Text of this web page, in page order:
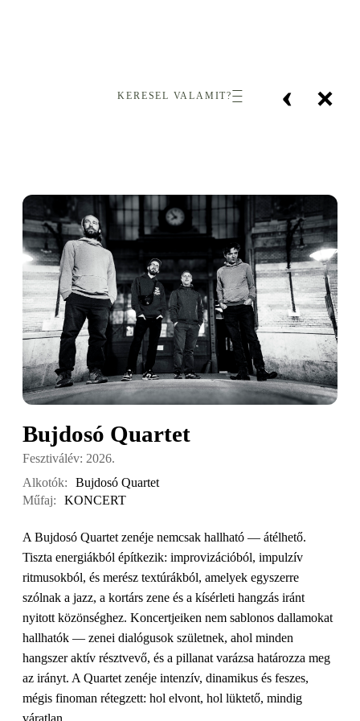
‹ ×
KERESEL VALAMIT?
Bujdosó Quartet
Fesztiválév: 2026.
Alkotók:
Bujdosó Quartet
Műfaj:
KONCERT
A Bujdosó Quartet zenéje nemcsak hallható — átélhető.
Tiszta energiákból építkezik: improvizációból, impulzív
ritmusokból, és merész textúrákból, amelyek egyszerre
szólnak a jazz, a kortárs zene és a kísérleti hangzás iránt
nyitott közönséghez. Koncertjeiken nem sablonos dallamokat
hallhatók — zenei dialógusok születnek, ahol minden
hangszer aktív résztvevő, és a pillanat varázsa határozza meg
az irányt. A Quartet zenéje intenzív, dinamikus és feszes,
mégis finoman rétegzett: hol elvont, hol lüktető, mindig